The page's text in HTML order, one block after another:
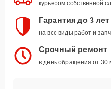
курьером собственной
Гарантия до 3 лет
на все виды работ и
Срочный ремонт
в день обращения от 30